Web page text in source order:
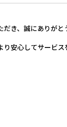
き、誠にありがと
安心してサービ